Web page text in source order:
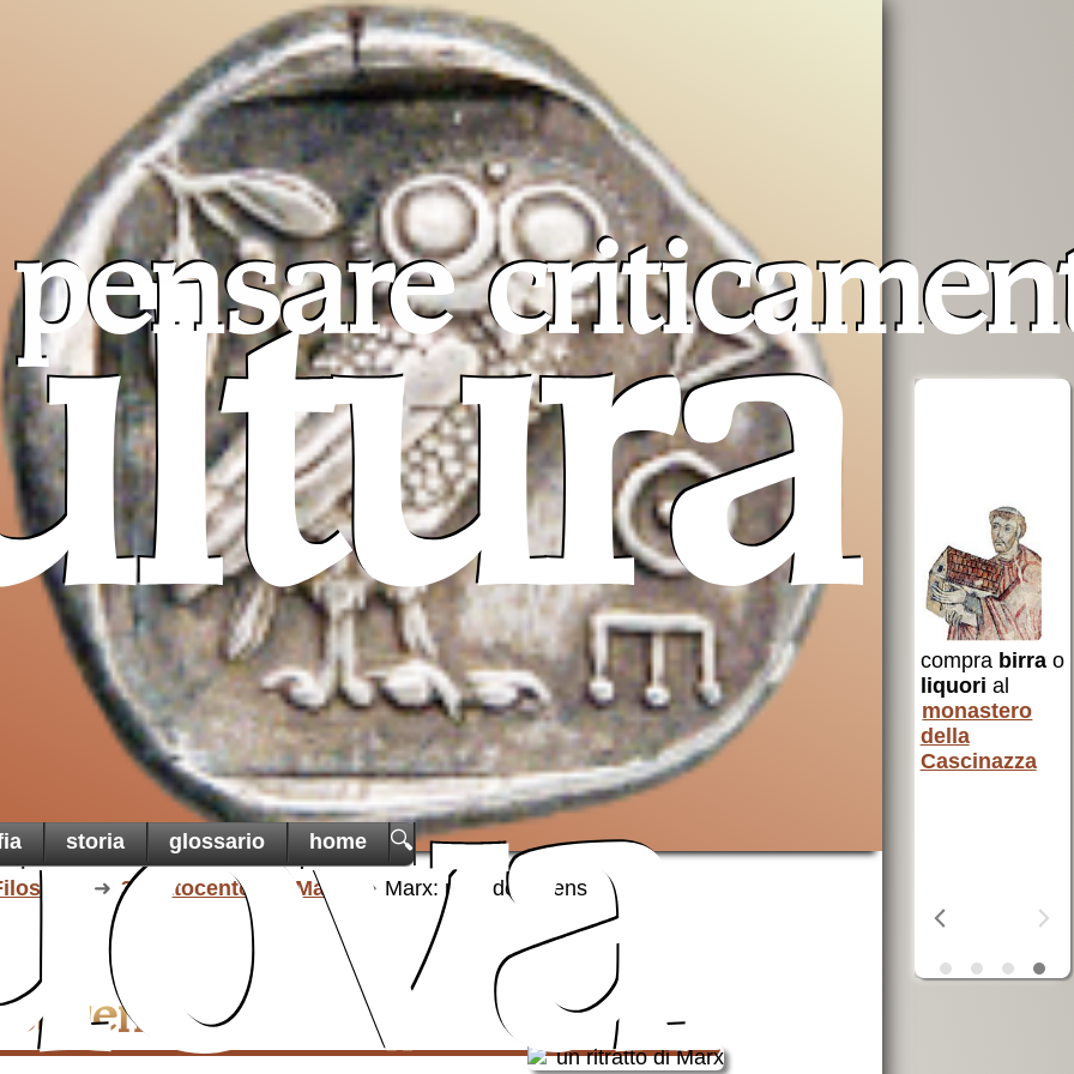
pensare
storia glossario home 🔍
3.l'Ottocento Marx Marx: pars destruens
compra birrao
liquori al
monastero
della
Cascinazza
aiuta AVSI
AVSIaiuta chi
è in difficoltà
in tutto il
mondo
Opera San
Francesco
per i poveri
poveri
Pro Terra
Sancta
un aiuto a
cristiani e non
di Terra Santa
una terra
martoriata